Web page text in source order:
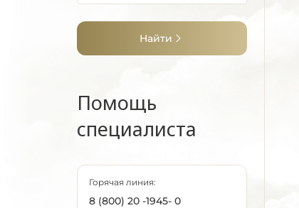
Найти
Помощь
специалиста
Горячая линия:
8 (800) 20 -1945- 0